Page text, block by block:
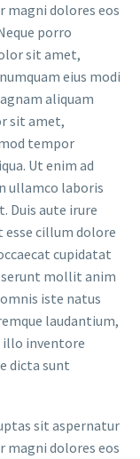
magni dolores eos
porro
sit amet,
eius modi
aliquam
sit amet,
tempor
Ut enim ad
ullamco laboris
Duis aute irure
cillum dolore
cupidatat
mollit anim
iste natus
laudantium,
illo inventore
dicta sunt
sit aspernatur
magni dolores eos